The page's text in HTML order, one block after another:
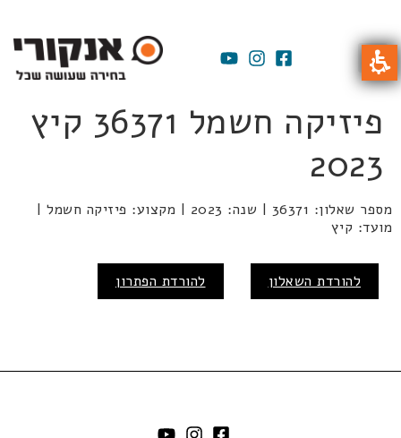
פיזיקה חשמל 36371 קיץ
2023
מספר שאלון: 36371 | שנה: 2023 | מקצוע: פיזיקה חשמל |
מועד: קיץ
להורדת השאלון להורדת הפתרון